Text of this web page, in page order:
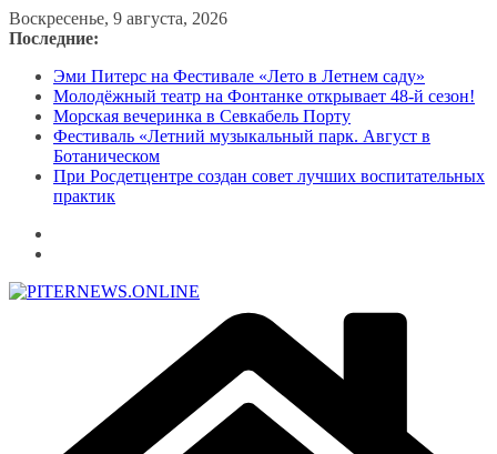
Перейти
к
Воскресенье, 9 августа, 2026
Последние:
Эми Питерс на Фестивале «Лето в Летнем саду»
Молодёжный театр на Фонтанке открывает 48-й сезон!
Морская вечеринка в Севкабель Порту
Фестиваль «Летний музыкальный парк. Август в
Ботаническом
При Росдетцентре создан совет лучших воспитательных
практик